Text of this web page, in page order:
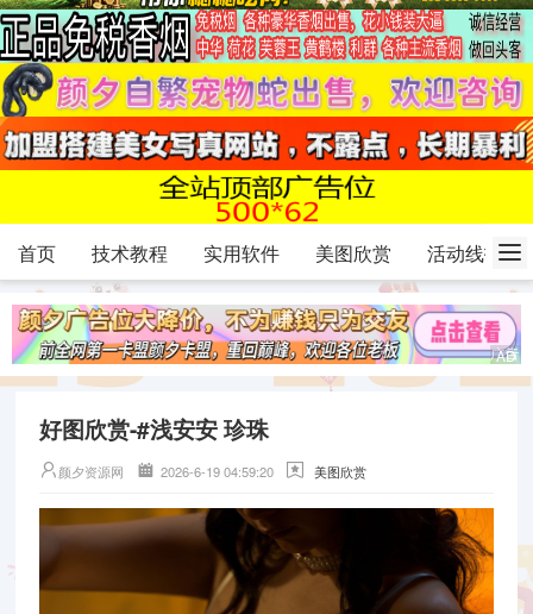
首页 技术教程 实用软件 美图欣赏 活动线报
好图欣赏-#浅安安 珍珠
颜夕资源网 2026-6-19 04:59:20 美图欣赏